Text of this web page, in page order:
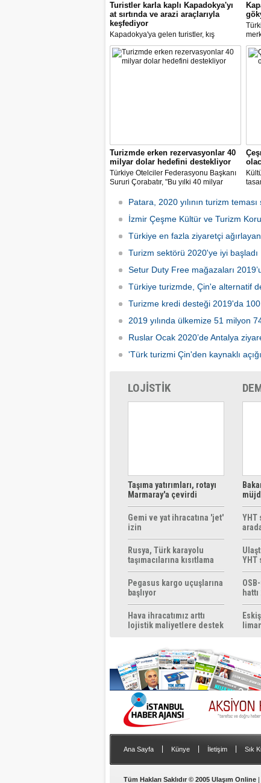
Turistler karla kaplı Kapadokya'yı
at sırtında ve arazi araçlarıyla
keşfediyor
Kapadokya'ya gelen turistler, kış
aylarında bölgede oluşan eşsiz
güzellikler arasında at, arazi motorları
ve araçlarıyla gezinti yapıyor.
Turizmde erken rezervasyonlar 40
milyar dolar hedefini destekliyor
Türkiye Otelciler Federasyonu Başkanı
Sururi Çorabatır, "Bu yılki 40 milyar
ilerliyoruz. Erken rezervasyonlar da bu
hedefi destekler nitelikte." dedi.
Patara, 2020 yılının turizm teması
İzmir Çeşme Kültür ve Turizm
Türkiye en fazla ziyaretçi
Turizm sektörü 2020'ye iyi başladı
Setur Duty Free mağazaları
Türkiye turizmde, Çin'e alternatif
Turizme kredi desteği 2019'da
2019 yılında ülkemize 51 milyon
Ruslar Ocak 2020’de Antalya
'Türk turizmi Çin'den kaynaklı
LOJİSTİK
Taşıma yatırımları, rotayı
Marmaray'a çevirdi
Gemi ve yat ihracatına 'jet'
izin
Rusya, Türk karayolu
taşımacılarına kısıtlama
getirebilir
Pegasus kargo uçuşlarına
başlıyor
Hava ihracatımız arttı
lojistik maliyetlere destek
YHT
YHT
Ana Sayfa Künye İletişim Sık
Tüm Hakları Saklıdır © 2005 Ulaşım Online